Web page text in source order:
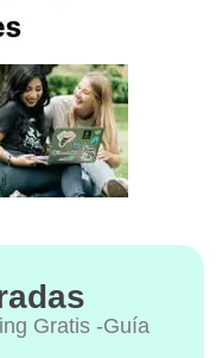
Gratis -Guía